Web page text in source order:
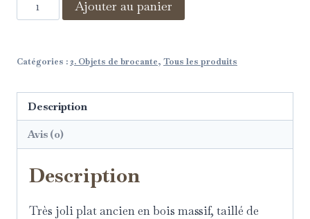
Ajouter au panier
Catégories : 2. Objets de brocante, Tous les produits
Description
Avis (0)
Description
Très joli plat ancien en bois massif, taillé de